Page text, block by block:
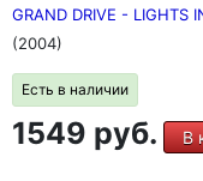
GRAND DRIVE - LIGHTS
(2004)
Есть в наличии
1549 руб. В